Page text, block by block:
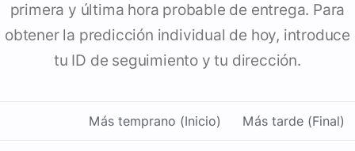
primera y última hora probable de entrega. Para
obtener la predicción individual de hoy, introduce
tu ID de seguimiento y tu dirección.
Más temprano (Inicio) Más tarde (Final)